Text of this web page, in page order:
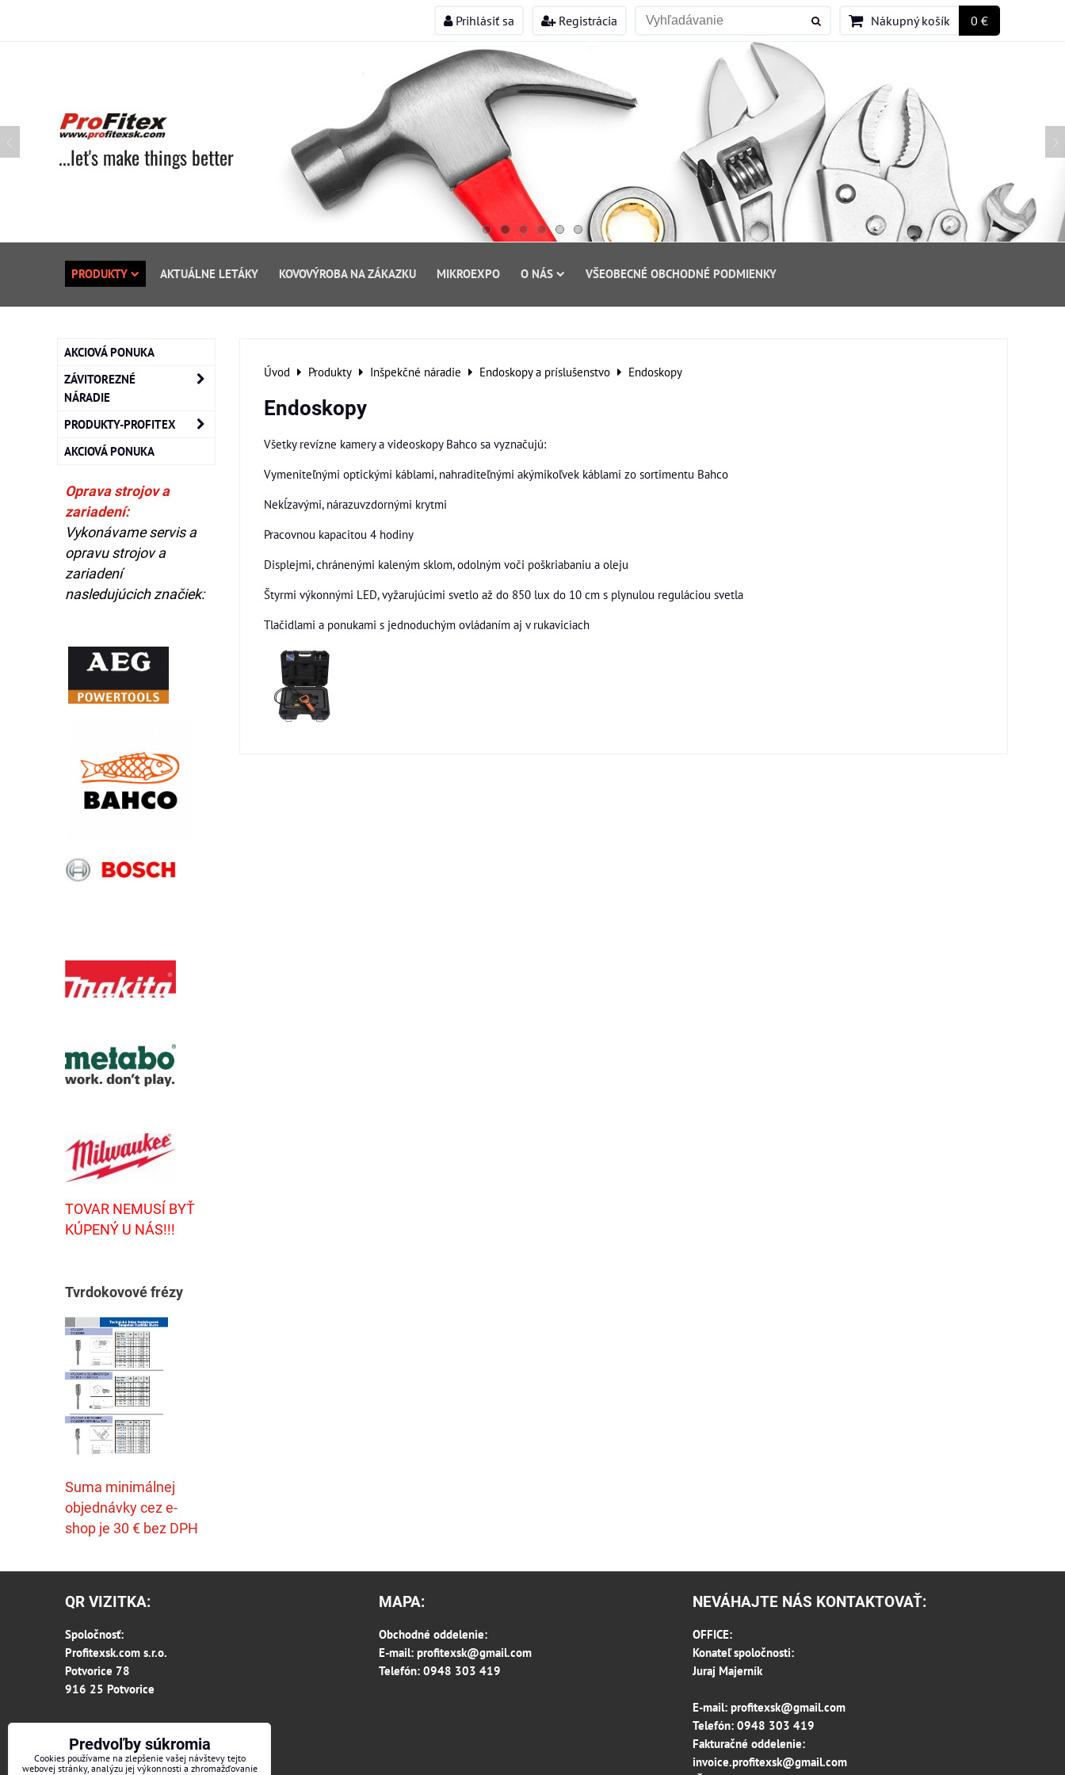
Prihlásiť sa Registrácia Nákupný košík 0 €
...let's make things better
PRODUKTY AKTUÁLNE LETÁKY KOVOVÝROBA NA ZÁKAZKU MIKROEXPO O NÁS VŠEOBECNÉ OBCHODNÉ PODMIENKY
Úvod Produkty Inšpekčné náradie Endoskopy a príslušenstvo Endoskopy
Endoskopy
Všetky revízne kamery a videoskopy Bahco sa vyznačujú:
Vymeniteľnými optickými káblami, nahraditeľnými akýmikoľvek káblami zo sortimentu Bahco
Nekĺzavými, nárazuvzdornými krytmi
Pracovnou kapacitou 4 hodiny
Displejmi, chránenými kaleným sklom, odolným voči poškriabaniu a oleju
Štyrmi výkonnými LED, vyžarujúcimi svetlo až do 850 lux do 10 cm s plynulou reguláciou svetla
Tlačidlami a ponukami s jednoduchým ovládaním aj v rukaviciach
AKCIOVÁ PONUKA
ZÁVITOREZNÉ
NÁRADIE
PRODUKTY-PROFITEX
AKCIOVÁ PONUKA
Oprava strojov a
zariadení:
Vykonávame servis a
opravu strojov a
zariadení
nasledujúcich značiek:
TOVAR NEMUSÍ BYŤ
KÚPENÝ U NÁS!!!
Tvrdokovové frézy
Suma minimálnej
objednávky cez e-
shop je 30 € bez DPH
QR VIZITKA:
Spoločnosť:
Profitexsk.com s.r.o.
Potvorice 78
916 25 Potvorice
MAPA:
Obchodné oddelenie:
E-mail: profitexsk@gmail.com
Telefón: 0948 303 419
NEVÁHAJTE NÁS KONTAKTOVAŤ:
OFFICE:
Konateľ spoločnosti:
Juraj Majerník
E-mail: profitexsk@gmail.com
Telefón: 0948 303 419
Fakturačné oddelenie:
invoice.profitexsk@gmail.com
Predvoľby súkromia
Cookies používame na zlepšenie vašej návštevy tejto
webovej stránky, analýzu jej výkonnosti a zhromažďovanie